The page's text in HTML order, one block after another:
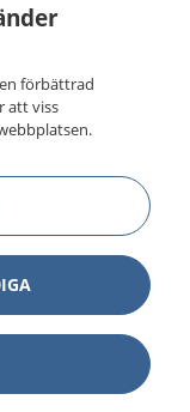
förbättrad
att viss